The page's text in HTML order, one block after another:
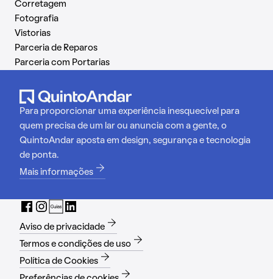
Corretagem
Fotografia
Vistorias
Parceria de Reparos
Parceria com Portarias
Para proporcionar uma experiência inesquecível para
quem precisa de um lar ou anuncia com a gente, o
QuintoAndar aposta em design, segurança e tecnologia
de ponta.
Mais informações
Aviso de privacidade
Termos e condições de uso
Política de Cookies